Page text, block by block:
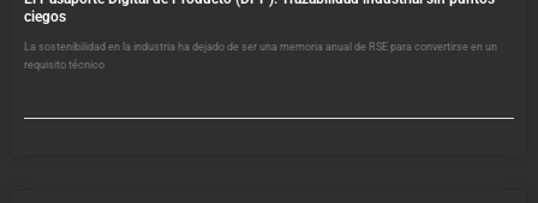
ciegos
La sostenibilidad en la industria ha dejado de ser una memoria anual de RSE para convertirse en un
requisito técnico